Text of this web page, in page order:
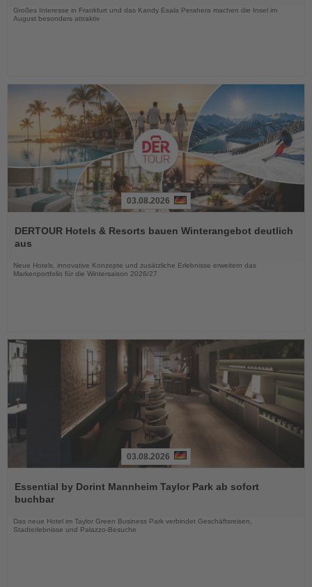
Großes Interesse in Frankfurt und das Kandy Esala Perahera machen die Insel im
August besonders attraktiv
Sie
die
03.08.2026
DERTOUR Hotels & Resorts bauen Winterangebot deutlich
aus
Neue Hotels, innovative Konzepte und zusätzliche Erlebnisse erweitern das
Markenportfolio für die Wintersaison 2026/27
Sie
die
03.08.2026
Essential by Dorint Mannheim Taylor Park ab sofort
buchbar
Das neue Hotel im Taylor Green Business Park verbindet Geschäftsreisen,
Stadterlebnisse und Palazzo-Besuche